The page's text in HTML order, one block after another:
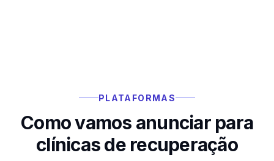
PLATAFORMAS
Como vamos anunciar para
clínicas de recuperação